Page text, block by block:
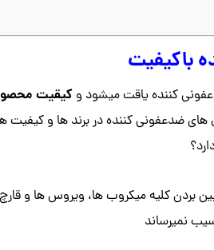
باکیفیت
کننده یاقت میشود و کیقیت
های ضدعفونی کننده در برند ها و
بردن کلیه میکروب ها، ویروس ها و قارچ
نمیرساند